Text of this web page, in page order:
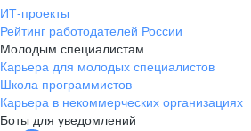
ИТ-проекты
Рейтинг работодателей России
Молодым специалистам
Карьера для молодых специалистов
Школа программистов
Карьера в некоммерческих организациях
Боты для уведомлений